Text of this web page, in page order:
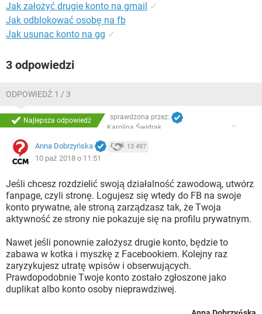
Jak założyć drugie konto na gmail ✓
Jak odblokować osobę na fb
Jak usunac konto na gg ✓
3 odpowiedzi
ODPOWIEDŹ 1 / 3
Najlepsza odpowiedź
sprawdzona przez:
Karolina Świdrak
Anna Dobrzyńska 13 497
10 paź 2018 o 11:51
Jeśli chcesz rozdzielić swoją działalność zawodową, utwórz
fanpage, czyli stronę. Logujesz się wtedy do FB na swoje
konto prywatne, ale stroną zarządzasz tak, że Twoja
aktywność ze strony nie pokazuje się na profilu prywatnym.
Nawet jeśli ponownie założysz drugie konto, będzie to
zabawa w kotka i myszkę z Facebookiem. Kolejny raz
zaryzykujesz utratę wpisów i obserwujących.
Prawdopodobnie Twoje konto zostało zgłoszone jako
duplikat albo konto osoby nieprawdziwej.